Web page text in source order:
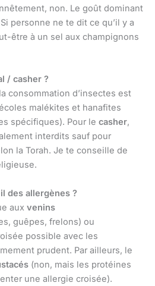
non. Le goût dominant
personne ne te dit ce qu’il y a
être à un sel aux champignons
/ casher ?
consommation d’insectes est
malékites et hanafites
spécifiques). Pour le casher,
interdits sauf pour
la Torah. Je te conseille de
des allergènes ?
aux venins
guêpes, frelons) ou
possible avec les
prudent. Par ailleurs, le
(non, mais les protéines
une allergie croisée).